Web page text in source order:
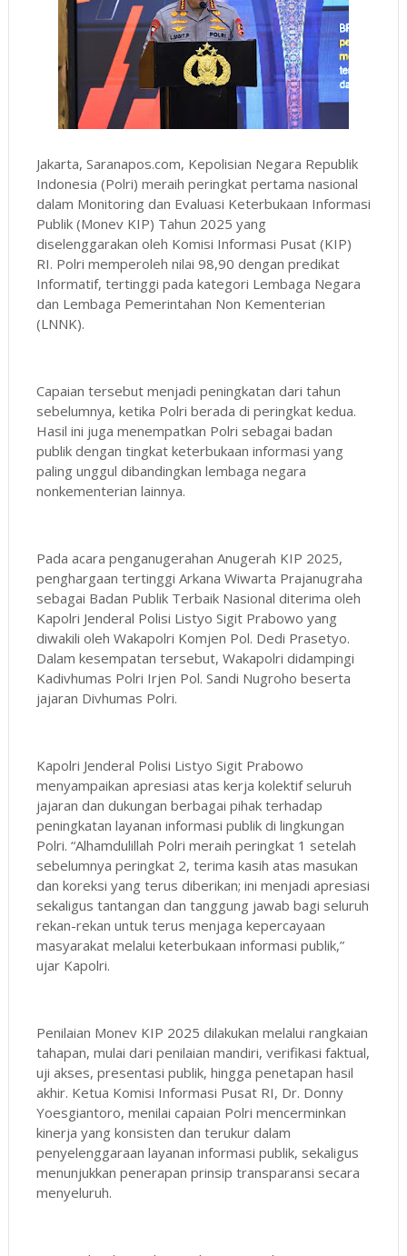
Jakarta, Saranapos.com, Kepolisian Negara Republik
Indonesia (Polri) meraih peringkat pertama nasional
dalam Monitoring dan Evaluasi Keterbukaan Informasi
Publik (Monev KIP) Tahun 2025 yang
diselenggarakan oleh Komisi Informasi Pusat (KIP)
RI. Polri memperoleh nilai 98,90 dengan predikat
Informatif, tertinggi pada kategori Lembaga Negara
dan Lembaga Pemerintahan Non Kementerian
(LNNK).
Capaian tersebut menjadi peningkatan dari tahun
sebelumnya, ketika Polri berada di peringkat kedua.
Hasil ini juga menempatkan Polri sebagai badan
publik dengan tingkat keterbukaan informasi yang
paling unggul dibandingkan lembaga negara
nonkementerian lainnya.
Pada acara penganugerahan Anugerah KIP 2025,
penghargaan tertinggi Arkana Wiwarta Prajanugraha
sebagai Badan Publik Terbaik Nasional diterima oleh
Kapolri Jenderal Polisi Listyo Sigit Prabowo yang
diwakili oleh Wakapolri Komjen Pol. Dedi Prasetyo.
Dalam kesempatan tersebut, Wakapolri didampingi
Kadivhumas Polri Irjen Pol. Sandi Nugroho beserta
jajaran Divhumas Polri.
Kapolri Jenderal Polisi Listyo Sigit Prabowo
menyampaikan apresiasi atas kerja kolektif seluruh
jajaran dan dukungan berbagai pihak terhadap
peningkatan layanan informasi publik di lingkungan
Polri. “Alhamdulillah Polri meraih peringkat 1 setelah
sebelumnya peringkat 2, terima kasih atas masukan
dan koreksi yang terus diberikan; ini menjadi apresiasi
sekaligus tantangan dan tanggung jawab bagi seluruh
rekan-rekan untuk terus menjaga kepercayaan
masyarakat melalui keterbukaan informasi publik,”
ujar Kapolri.
Penilaian Monev KIP 2025 dilakukan melalui rangkaian
tahapan, mulai dari penilaian mandiri, verifikasi faktual,
uji akses, presentasi publik, hingga penetapan hasil
akhir. Ketua Komisi Informasi Pusat RI, Dr. Donny
Yoesgiantoro, menilai capaian Polri mencerminkan
kinerja yang konsisten dan terukur dalam
penyelenggaraan layanan informasi publik, sekaligus
menunjukkan penerapan prinsip transparansi secara
menyeluruh.